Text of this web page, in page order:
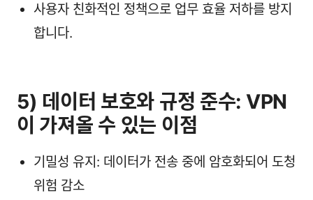
사용자 친화적인 정책으로 업무 효율 저하를 방지
합니다.
5) 데이터 보호와 규정 준수: VPN
이 가져올 수 있는 이점
기밀성 유지: 데이터가 전송 중에 암호화되어 도청
위험 감소